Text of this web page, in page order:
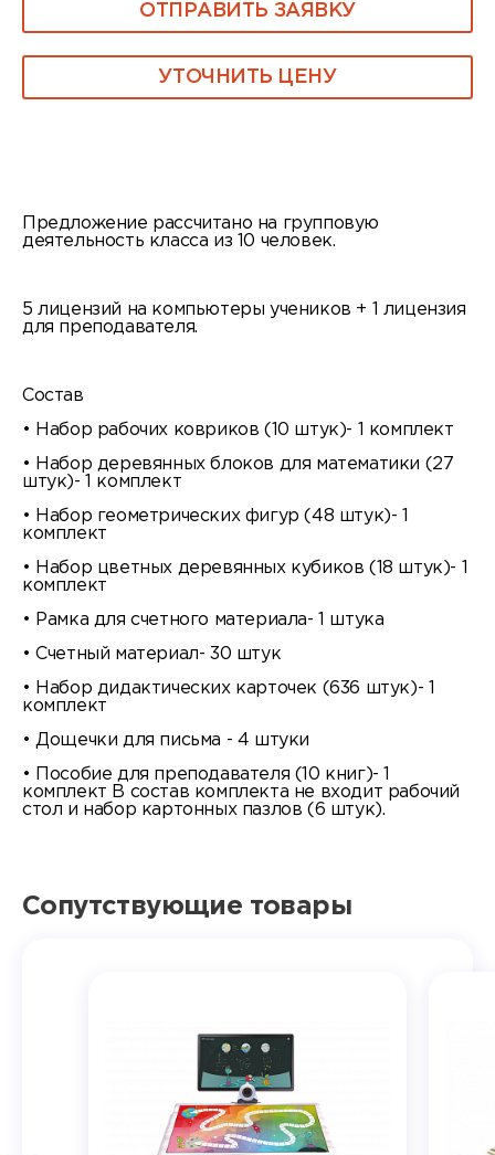
ОТПРАВИТЬ ЗАЯВКУ
УТОЧНИТЬ ЦЕНУ
Предложение рассчитано на групповую
деятельность класса из 10 человек.
5 лицензий на компьютеры учеников + 1 лицензия
для преподавателя.
Состав
• Набор рабочих ковриков (10 штук)- 1 комплект
• Набор деревянных блоков для математики (27
штук)- 1 комплект
• Набор геометрических фигур (48 штук)- 1
комплект
• Набор цветных деревянных кубиков (18 штук)- 1
комплект
• Рамка для счетного материала- 1 штука
• Счетный материал- 30 штук
• Набор дидактических карточек (636 штук)- 1
комплект
• Дощечки для письма - 4 штуки
• Пособие для преподавателя (10 книг)- 1
комплект В состав комплекта не входит рабочий
стол и набор картонных пазлов (6 штук).
Сопутствующие товары